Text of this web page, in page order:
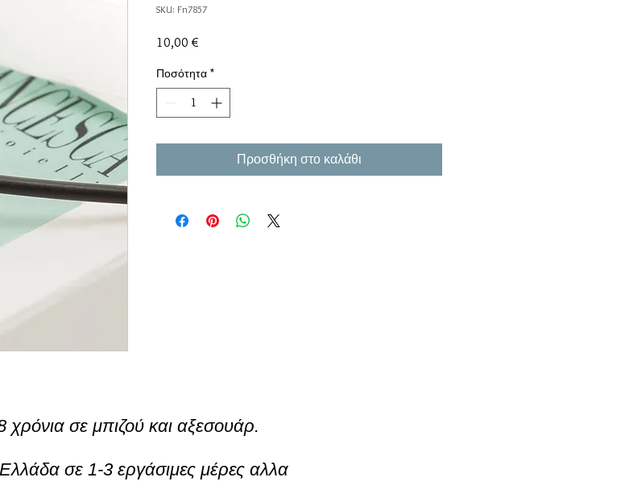
SKU: Fn7857
10,00 €
Ποσότητα *
Προσθήκη στο καλάθι
σε μπιζού και αξεσουάρ.
σε 1-3 εργάσιμες μέρες αλλα